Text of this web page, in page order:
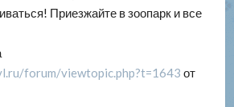
Приезжайте в зоопарк и все
forum/viewtopic.php?t=1643 от